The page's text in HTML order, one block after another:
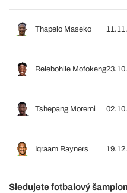
Thapelo Maseko
Relebohile Mofokeng
Tshepang Moremi
Iqraam Rayners
Sledujete fotbalový